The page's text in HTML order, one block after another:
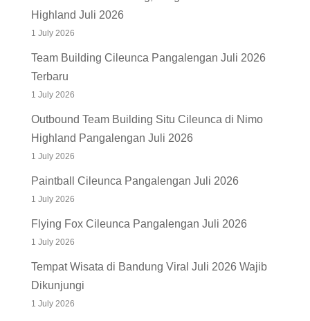
Highland Juli 2026
1 July 2026
Team Building Cileunca Pangalengan Juli 2026
Terbaru
1 July 2026
Outbound Team Building Situ Cileunca di Nimo
Highland Pangalengan Juli 2026
1 July 2026
Paintball Cileunca Pangalengan Juli 2026
1 July 2026
Flying Fox Cileunca Pangalengan Juli 2026
1 July 2026
Tempat Wisata di Bandung Viral Juli 2026 Wajib
Dikunjungi
1 July 2026